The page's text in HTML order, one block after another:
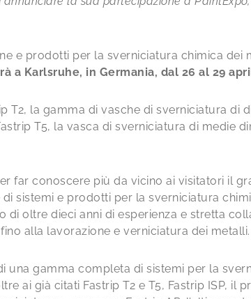
e prodotti per la sverniciatura chimica dei
a Karlsruhe, in Germania, dal 26 al 29
T2, la gamma di vasche di sverniciatura di
T5, la vasca di sverniciatura di medie
far conoscere più da vicino ai visitatori il
sistemi e prodotti per la sverniciatura
di oltre dieci anni di esperienza e stretta
alla lavorazione e verniciatura dei metalli.
una gamma completa di sistemi per la
ai già citati Fastrip T2 e T5, Fastrip ISP, il